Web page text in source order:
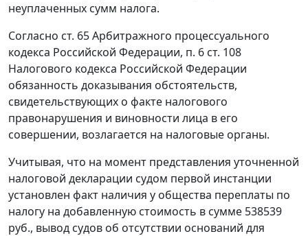
неуплаченных сумм налога.
Согласно ст. 65Арбитражного процессуального
кодекса Российской Федерации, п. 6 ст. 108
Налогового кодекса Российской Федерации
обязанность доказывания обстоятельств,
свидетельствующих о факте налогового
правонарушения и виновности лица в его
совершении, возлагается на налоговые органы.
Учитывая, что на момент представления уточненной
налоговой декларации судом первой инстанции
установлен факт наличия у общества переплаты по
налогу на добавленную стоимость в сумме 538539
руб., вывод судов об отсутствии оснований для